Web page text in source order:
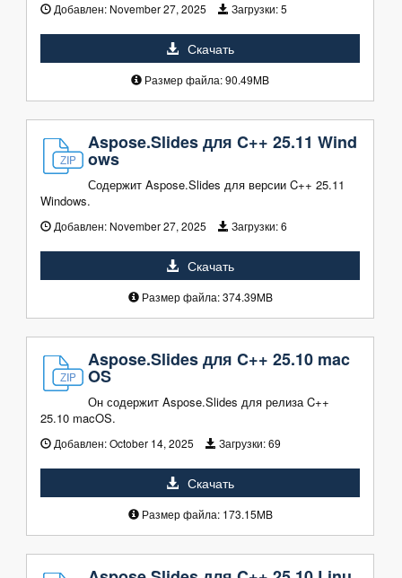
Добавлен: November 27, 2025 Загрузки:5
Скачать
Размер файла: 90.49MB
Aspose.Slides для C++ 25.11 Wind
ows
Содержит Aspose.Slides для версии C++ 25.11
Windows.
Добавлен: November 27, 2025 Загрузки:6
Скачать
Размер файла: 374.39MB
Aspose.Slides для C++ 25.10 mac
OS
Он содержит Aspose.Slides для релиза C++
25.10 macOS.
Добавлен:October 14, 2025 Загрузки:69
Скачать
Размер файла: 173.15MB